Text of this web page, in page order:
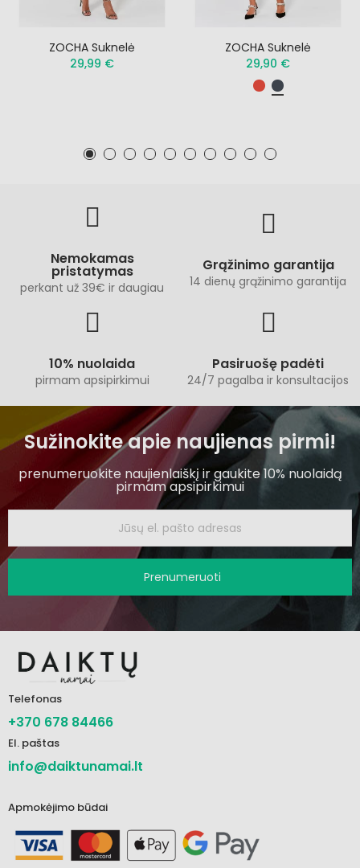
ZOCHA Suknelė
29,99 €
ZOCHA Suknelė
29,90 €
Nemokamas
pristatymas
perkant už 39€ ir daugiau
Grąžinimo garantija
14 dienų grąžinimo garantija
10% nuolaida
pirmam apsipirkimui
Pasiruošę padėti
24/7 pagalba ir konsultacijos
Sužinokite apie naujienas pirmi!
prenumeruokite naujienlaiškį ir gaukite 10% nuolaidą
pirmam apsipirkimui
Prenumeruoti
Telefonas
+370 678 84466
El. paštas
info@daiktunamai.lt
Apmokėjimo būdai